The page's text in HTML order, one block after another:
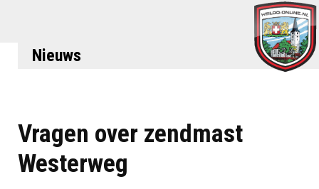
Nieuws
Vragen over zendmast
Westerweg